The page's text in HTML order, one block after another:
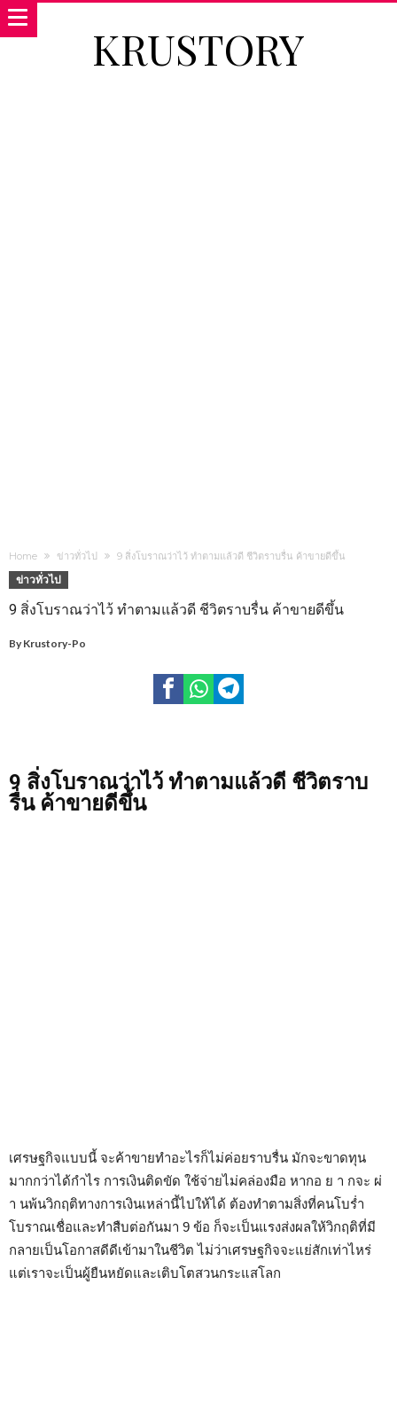
KRUSTORY
Home ข่าวทั่วไป 9 สิ่งโบราณว่าไว้ ทำตามแล้วดี ชีวิตราบรื่น ค้าขายดีขึ้น
ข่าวทั่วไป
9 สิ่งโบราณว่าไว้ ทำตามแล้วดี ชีวิตราบรื่น ค้าขายดีขึ้น
By Krustory-Po
9 สิ่งโบราณว่าไว้ ทำตามแล้วดี ชีวิตราบ
รื่น ค้าขายดีขึ้น
เศรษฐกิจแบบนี้ จะค้าขายทำอะไรก็ไม่ค่อยราบรื่น มักจะขาดทุน
มากกว่าได้กำไร การเงินติดขัด ใช้จ่ายไม่คล่องมือ หากอ ย า กจะ ผ่
า นพ้นวิกฤติทางการเงินเหล่านี้ไปให้ได้ ต้องทำตามสิ่งที่คนโบร่ำ
โบราณเชื่อและทำสืบต่อกันมา 9 ข้อ ก็จะเป็นแรงส่งผลให้วิกฤติที่มี
กลายเป็นโอกาสดีดีเข้ามาในชีวิต ไม่ว่าเศรษฐกิจจะแย่สักเท่าไหร่
แต่เราจะเป็นผู้ยืนหยัดและเติบโตสวนกระแสโลก